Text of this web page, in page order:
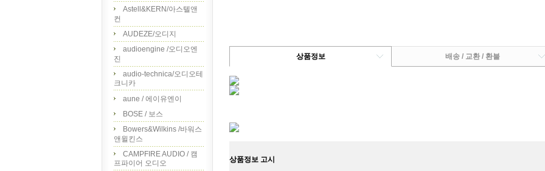
Astell&KERN/아스텔앤
컨
AUDEZE/오디지
audioengine /오디오엔
진
audio-technica/오디오테
크니카
aune / 에이유엔이
BOSE / 보스
Bowers&Wilkins /바워스
앤윌킨스
CAMPFIRE AUDIO / 캠
프파이어 오디오
상품정보 배송 / 교환 / 환불
상품정보 고시